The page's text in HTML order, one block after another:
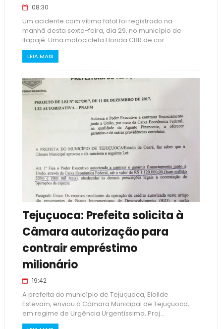
08:30
Um acidente com vítima fatal foi registrado na
manhã desta sexta-feira, dia 29, no município de
Itapajé. Uma motocicleta Honda CBR de cor...
LEIA MAIS
Tejuçuoca: Prefeita solicita à
Câmara autorização para
contrair empréstimo
milionário
19:42
A prefeita do município de Tejuçuoca, Eloilde
Estevam, enviou à Câmara Municipal de Tejuçuoca,
em regime de Urgência Urgentíssima, Proj...